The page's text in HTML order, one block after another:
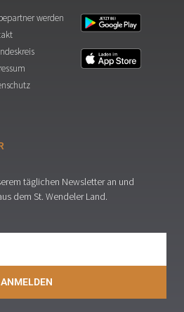
werden
täglichen Newsletter an und
dem St. Wendeler Land.
ANMELDEN